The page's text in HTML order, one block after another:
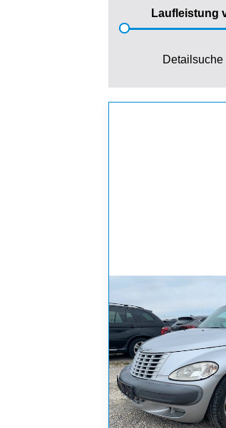
Laufleistung
Detailsuche